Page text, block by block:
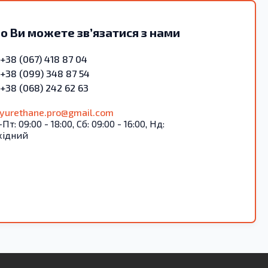
Ви можете зв’язатися з нами
+38 (067) 418 87 04
+38 (099) 348 87 54
+38 (068) 242 62 63
09:00 - 18:00, Сб: 09:00 - 16:00, Нд: